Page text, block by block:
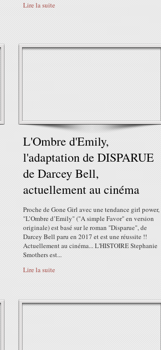
Lire la suite
L'Ombre d'Emily,
l'adaptation de DISPARUE
de Darcey Bell,
actuellement au cinéma
Proche de Gone Girl avec une tendance girl power,
"L’Ombre d’Emily" ("A simple Favor" en version
originale) est basé sur le roman "Disparue", de
Darcey Bell paru en 2017 et est une réussite !!
Actuellement au cinéma... L'HISTOIRE Stephanie
Smothers est...
Lire la suite